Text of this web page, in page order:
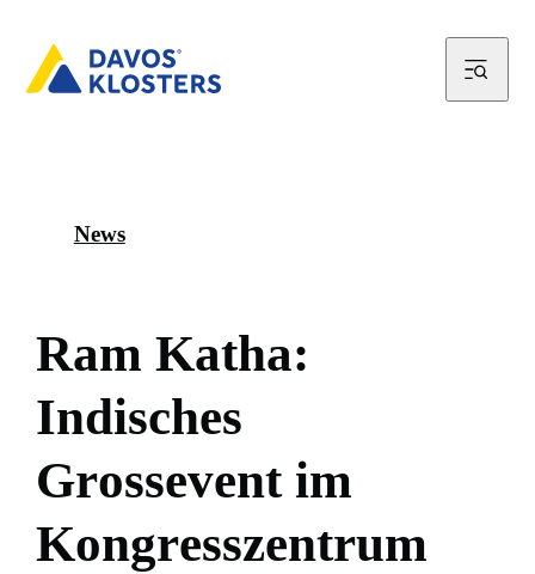
News
Ram Katha:
Indisches
Grossevent im
Kongresszentrum